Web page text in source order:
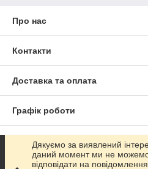
Про нас
Контакти
Доставка та оплата
Графік роботи
Повна версія сайту
Дякуємо за виявлений
даний момент ми не
відповідати на